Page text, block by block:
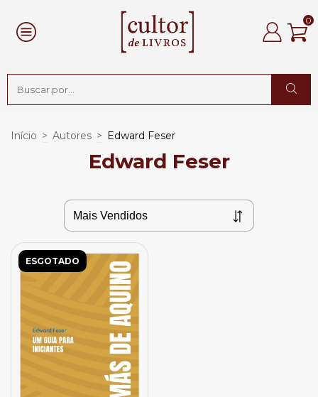
0
Início > Autores > Edward Feser
Edward Feser
ESGOTADO